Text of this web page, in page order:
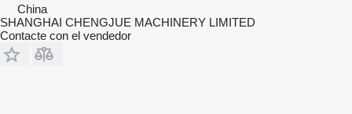
China
SHANGHAI CHENGJUE MACHINERY LIMITED
Contacte con el vendedor